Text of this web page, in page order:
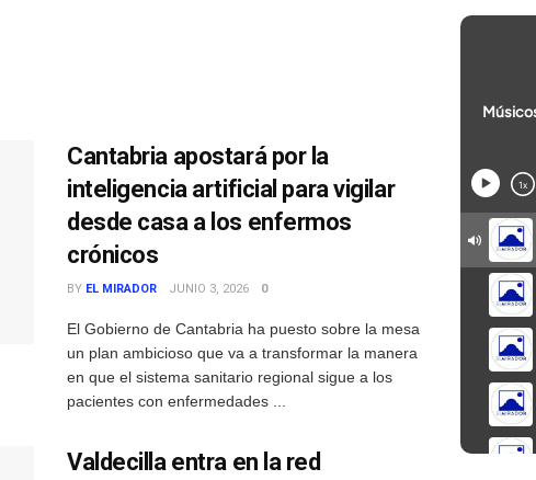
Cantabria apostará por la
inteligencia artificial para vigilar
desde casa a los enfermos
crónicos
BY EL MIRADOR JUNIO 3, 2026 0
El Gobierno de Cantabria ha puesto sobre la mesa
un plan ambicioso que va a transformar la manera
en que el sistema sanitario regional sigue a los
pacientes con enfermedades ...
Valdecilla entra en la red